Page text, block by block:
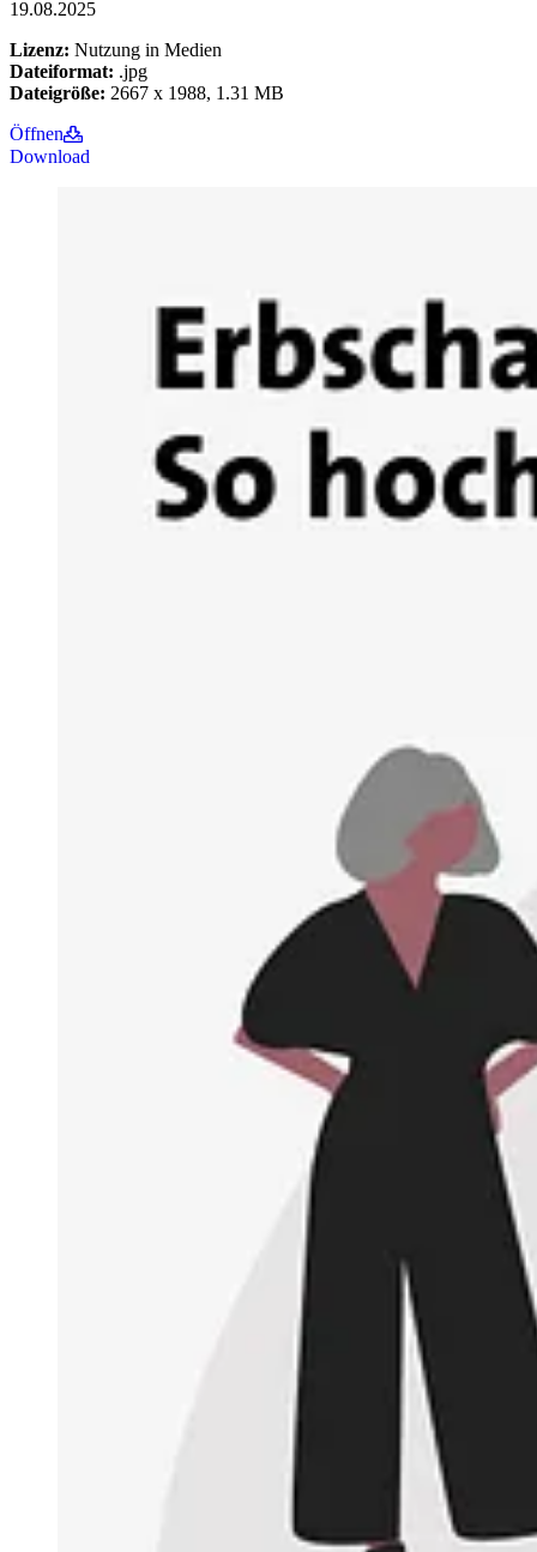
19.08.2025
Lizenz: Nutzung in Medien
Dateiformat: .jpg
Dateigröße: 2667 x 1988, 1.31 MB
Öffnen
Download